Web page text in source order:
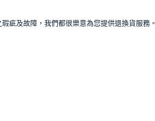
疵及故障，我們都很樂意為您提供退換貨服務。